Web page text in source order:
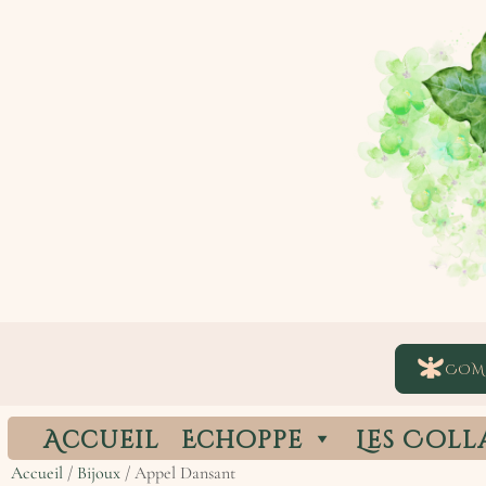
Accueil Echoppe Les
Accueil / Bijoux / Appel Dansant